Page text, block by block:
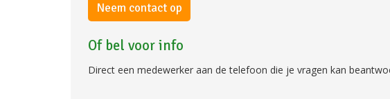
Neem contact op
Of bel voor info
Direct een medewerker aan de telefoon die je vragen kan